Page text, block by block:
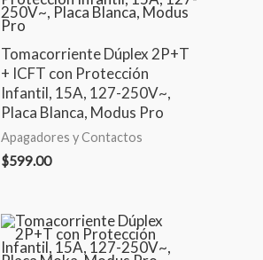
Tomacorriente Dúplex 2P+T
+ ICFT con Protección
Infantil, 15A, 127-250V~,
Placa Blanca, Modus Pro
Apagadores y Contactos
$599.00